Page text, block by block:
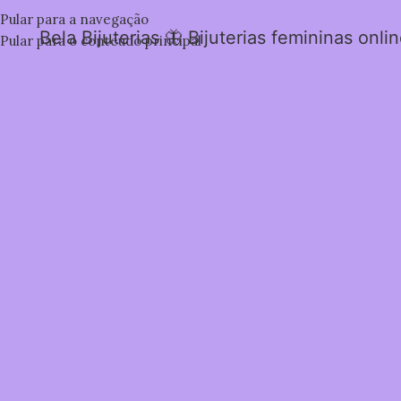
Pular para a navegação
Pular para o conteúdo principal
Bela Bijuterias 🦋 Bijuterias femininas